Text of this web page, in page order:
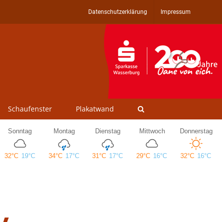
Datenschutzerklärung Impressum
Schaufenster Plakatwand